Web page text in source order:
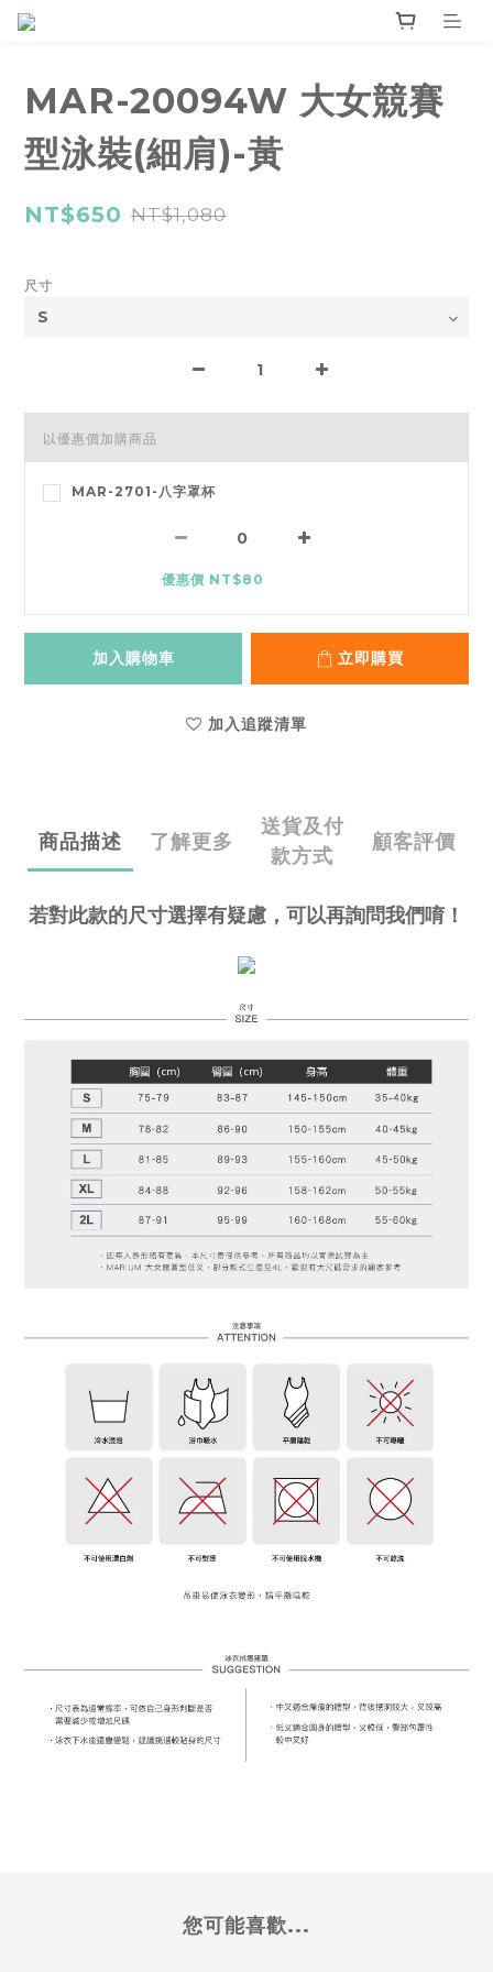
MAR-20094W 大女競賽
型泳裝(細肩)-黃
NT$650 NT$1,080
尺寸
以優惠價加購商品
MAR-2701-八字罩杯
優惠價 NT$80
加入購物車 立即購買
加入追蹤清單
商品描述 了解更多
送貨及付
款方式
顧客評價
若對此款的尺寸選擇有疑慮，可以再詢問我們唷！
您可能喜歡...